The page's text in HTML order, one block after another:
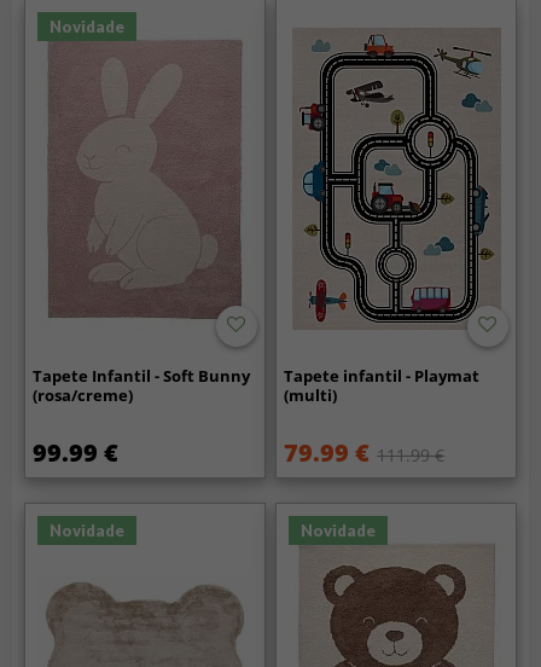
Novidade
Tapete Infantil - Soft Bunny
(rosa/creme)
99.99 €
Tapete infantil - Playmat
(multi)
79.99 € 111.99 €
Novidade Novidade